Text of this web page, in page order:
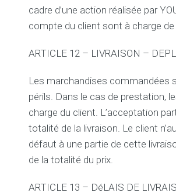
cadre d’une action réalisée par
compte du client sont à charge de
ARTICLE 12 – LIVRAISON –
Les marchandises commandées
périls. Dans le cas de prestation,
charge du client. L’acceptation
totalité de la livraison. Le client
défaut à une partie de cette
de la totalité du prix.
ARTICLE 13 – DéLAIS DE